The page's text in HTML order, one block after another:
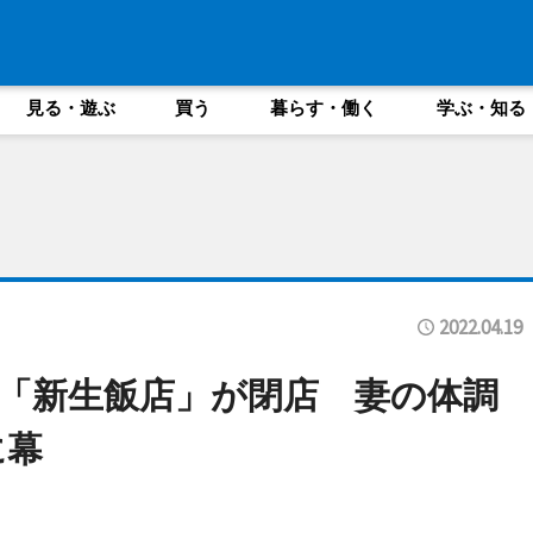
見る・遊ぶ 買う 暮らす・働く 学ぶ・知る
2022.04.19
新生飯店」が閉店 妻の体調